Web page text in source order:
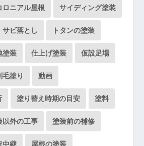
ロニアル屋根 サイディング塗装
サビ落とし トタンの塗装
塗装 仕上げ塗装 仮設足場
毛塗り 動画
塗り替え時期の目安 塗料
以外の工事 塗装前の補修
中継 屋根の塗装